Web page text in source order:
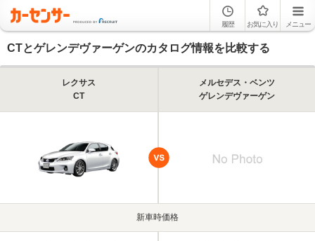
履歴 お気に入り メニュー
CTとゲレンデヴァーゲンのカタログ情報を比較する
レクサス
CT
メルセデス・ベンツ
ゲレンデヴァーゲン
新車時価格